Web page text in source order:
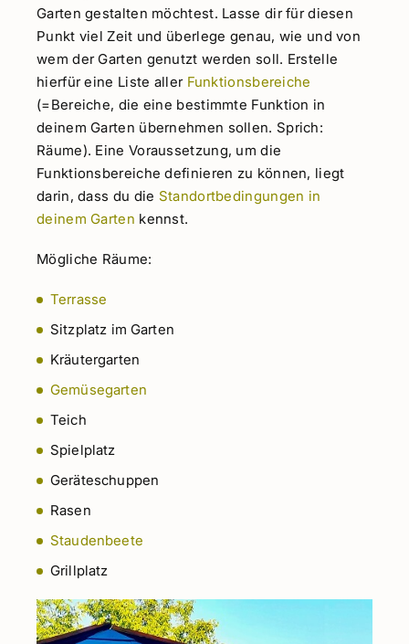
Garten gestalten möchtest. Lasse dir für diesen
Punkt viel Zeit und überlege genau, wie und von
wem der Garten genutzt werden soll. Erstelle
hierfür eine Liste aller Funktionsbereiche
(=Bereiche, die eine bestimmte Funktion in
deinem Garten übernehmen sollen. Sprich:
Räume). Eine Voraussetzung, um die
Funktionsbereiche definieren zu können, liegt
darin, dass du die Standortbedingungen in
deinem Garten kennst.
Mögliche Räume:
Terrasse
Sitzplatz im Garten
Kräutergarten
Gemüsegarten
Teich
Spielplatz
Geräteschuppen
Rasen
Staudenbeete
Grillplatz